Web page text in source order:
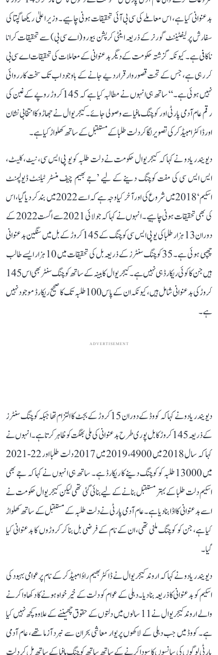
بدعنوانی کیا ہے، اس معاملے کی سی بی آئی تحقیقات ہونی چاہیے۔ وزیر اعلیٰ ریکھا گپتا کی
سفارش پر لیفٹیننٹ گورنر کے ذریعہ اینٹی کرپشن بیورو (اے سی بی) سے تحقیقات کرانا
ناکافی ہے۔ کیونکہ گزشتہ حکومت کے دیگر بدعنوانی کے معاملات کی تحقیقات اے سی بی
کر رہی ہے، جس کے تحت قصوروار قرار دیے جانے کے باوجود اب تک سخت کارروائی
نہیں ہوئی ہے۔‘‘ ساتھ ہی انہوں نے مطالبہ کیا ہے کہ 145 کروڑ روپے کے غبن کی
رقم عام آدمی پارٹی اور کوچنگ مافیا سے وصولی جائے۔ کیجریوال نے جھاڑو کا انتخابی نشان
اور ڈاکٹر امبیڈکر کی تصویر لگا کر دلت طلبا کے مستقبل کے ساتھ کھلواڑ کیا ہے۔
دیویندر یادو نے کہا کہ کیجریوال حکومت نے دلت طلبہ کو یو پی ایس سی، نیٹ، کلیٹ،
ایس ایس سی کی مفت کوچنگ دینے کے لیے ’جے بھیم چیف منسٹر ٹیلنٹ ڈیولپمنٹ
اسکیم‘ 2018 میں شروع کی اور آخر کیا وجہ ہے کہ اسے 2022 میں بند کر دیا گیا، اس
کی بھی تحقیقات ہونی چاہیے۔ انہوں نے کہا کہ جولائی 2021 سے اگست 2022 کے
دوران 13 ہزار طلبا کی یو پی ایس سی کوچنگ کے 145 کروڑ کے بل میں سنگین بدعنوانی
چھپی ہوئی ہے۔ 35 کوچنگ سنٹرز کے ذریعہ بل کی تحقیقات میں 10 ہزار ایسے طالب
ہیں جن کا کوئی ریکارڈ ہی نہیں ہے۔ کیجریوال کابینہ کے ساتھ کوچنگ سنٹر بھی اس 145
کروڑ کی بدعنوانی شامل ہیں، کیونکہ ان کے پاس 100 طلبہ تک کا صحیح ریکارڈ موجود نہیں
ہے۔
ADVERTISEMENT
دیویندر یادو نے کہا کہ کووڈ کے دوران 15 کروڑ کے بجٹ کا التزام تھا جبکہ کوچنگ سنٹرز
کے ذریعہ 145 کروڑ کا بل پوری طرح بدعنوانی کی ملی بھگت کو ظاہر کرتا ہے۔ انہوں نے
کہا کہ سال 2018 میں 4900، 2019 میں 2017 دلت طلبا اور 22-2021
میں 13000 طلبہ کو کوچنگ دینے کا ریکارڈ ہے۔ ساتھ ہی انہوں نے کہا کہ جے بھی
اسکیم دلت طلبا کے بہتر مستقبل بنانے کے لیے بنائی گئی تھی لیکن کیجریوال حکومت نے
اسے بدعنوانی کا اڈا بنا دیا ہے۔ عام آدمی پارٹی نے دلت طلبہ کے مستقبل کے ساتھ کھلواڑ
کیا ہے، جن کو کوچنگ ملنی تھی، ان کے نام کے فرضی بل بنا کر کروڑوں کا بدعنوانی کیا
گیا۔
دیویندر یادو نے کہا کہ اروند کیجریوال نے ڈاکٹر بھیم راؤ امبیڈکر کے نام پر عوامی بہبود کی
اسکیم کو بدعنوانی کا ذریعہ بنا دیا۔ دہلی کے عوام کو دلت کے خیر خواہ ہونے کا دکھاوا کرنے
والے اروند کیجریوال نے 11 سالوں میں دلتوں کے حقوق چھیننے کے علاوہ کچھ نہیں کیا
ہے۔ کووڈ میں جب دہلی کے لاکھوں پریوار معاشی بحران سے نبرد آزما تھے، عام آدمی